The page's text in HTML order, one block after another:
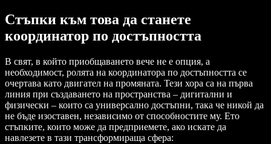
Стъпки към това да станете
координатор по достъпността
В свят, в който приобщаването вече не е опция, а
необходимост, ролята на координатора по достъпността се
очертава като двигател на промяната. Тези хора са на първа
линия при създаването на пространства – дигитални и
физически – които са универсално достъпни, така че никой да
не бъде изоставен, независимо от способностите му. Ето
стъпките, които може да предприемете, ако искате да
навлезете в тази трансформираща сфера: